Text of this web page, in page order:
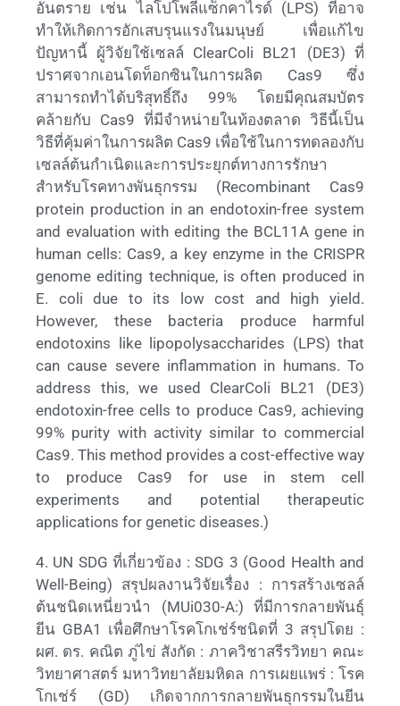
อันตราย เช่น ไลโปโพลีแซ็กคาไรด์ (LPS) ที่อาจ
ทำให้เกิดการอักเสบรุนแรงในมนุษย์ เพื่อแก้ไข
ปัญหานี้ ผู้วิจัยใช้เซลล์ ClearColi BL21 (DE3) ที่
ปราศจากเอนโดท็อกซินในการผลิต Cas9 ซึ่ง
สามารถทำได้บริสุทธิ์ถึง 99% โดยมีคุณสมบัตร
คล้ายกับ Cas9 ที่มีจำหน่ายในท้องตลาด วิธีนี้เป็น
วิธีที่คุ้มค่าในการผลิต Cas9 เพื่อใช้ในการทดลองกับ
เซลล์ต้นกำเนิดและการประยุกต์ทางการรักษา
สำหรับโรคทางพันธุกรรม (Recombinant Cas9
protein production in an endotoxin-free system
and evaluation with editing the BCL11A gene in
human cells: Cas9, a key enzyme in the CRISPR
genome editing technique, is often produced in
E. coli due to its low cost and high yield.
However, these bacteria produce harmful
endotoxins like lipopolysaccharides (LPS) that
can cause severe inflammation in humans. To
address this, we used ClearColi BL21 (DE3)
endotoxin-free cells to produce Cas9, achieving
99% purity with activity similar to commercial
Cas9. This method provides a cost-effective way
to produce Cas9 for use in stem cell
experiments and potential therapeutic
applications for genetic diseases.)
4. UN SDG ที่เกี่ยวข้อง : SDG 3 (Good Health and
Well-Being) สรุปผลงานวิจัยเรื่อง : การสร้างเซลล์
ต้นชนิดเหนี่ยวนำ (MUi030-A:) ที่มีการกลายพันธุ์
ยีน GBA1 เพื่อศึกษาโรคโกเช่ร์ชนิดที่ 3 สรุปโดย :
ผศ. ดร. คณิต ภู่ไข่ สังกัด : ภาควิชาสรีรวิทยา คณะ
วิทยาศาสตร์ มหาวิทยาลัยมหิดล การเผยแพร่ : โรค
โกเช่ร์ (GD) เกิดจากการกลายพันธุกรรมในยีน